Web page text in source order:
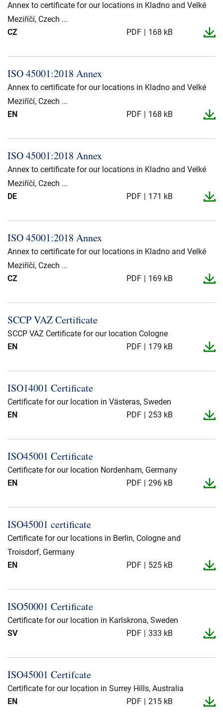
Annex to certificate for our locations in Kladno and Velké
Meziříčí, Czech ...
CZ
PDF 168 kB
ISO 45001:2018 Annex
Annex to certificate for our locations in Kladno and Velké
Meziříčí, Czech ...
EN
PDF 168 kB
ISO 45001:2018 Annex
Annex to certificate for our locations in Kladno and Velké
Meziříčí, Czech ...
DE
PDF 171 kB
ISO 45001:2018 Annex
Annex to certificate for our locations in Kladno and Velké
Meziříčí, Czech ...
CZ
PDF 169 kB
SCCP VAZ Certificate
SCCP VAZ Certificate for our location Cologne
EN
PDF 179 kB
ISO14001 Certificate
Certificate for our location in Västeras, Sweden
EN
PDF 253 kB
ISO45001 Certificate
Certificate for our location Nordenham, Germany
EN
PDF 296 kB
ISO45001 certificate
Certificate for our locations in Berlin, Cologne and
Troisdorf, Germany
EN
PDF 525 kB
ISO50001 Certificate
Certificate for our location in Karlskrona, Sweden
SV
PDF 333 kB
ISO45001 Certifcate
Certificate for our location in Surrey Hills, Australia
EN
PDF 215 kB